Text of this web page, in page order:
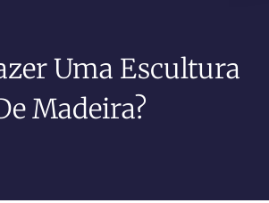
Uma Escultura
Madeira?